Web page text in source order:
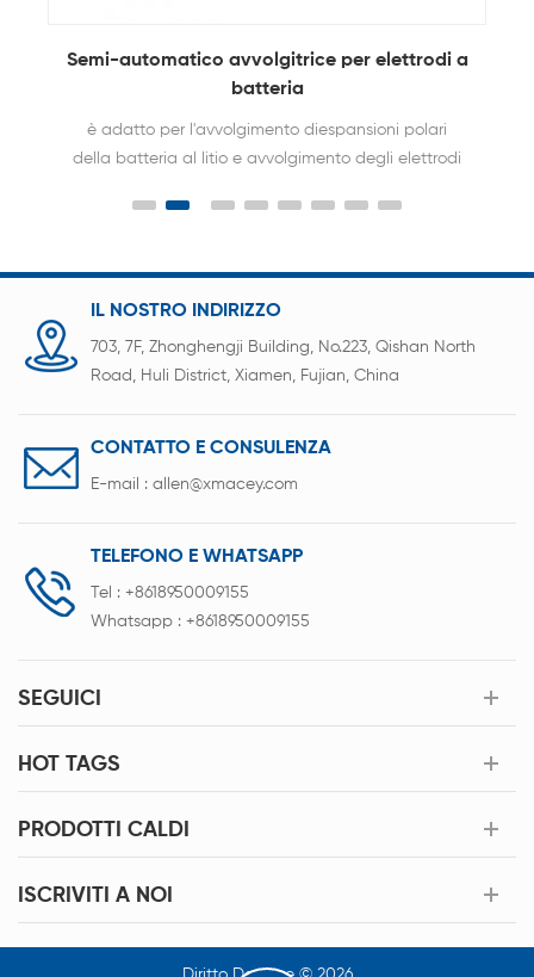
Semi-automatico avvolgitrice per elettrodi a
batteria
è adatto per l'avvolgimento diespansioni polari
della batteria al litio e avvolgimento degli elettrodi
IL NOSTRO INDIRIZZO
703, 7F, Zhonghengji Building, No.223, Qishan North
Road, Huli District, Xiamen, Fujian, China
CONTATTO E CONSULENZA
E-mail : allen@xmacey.com
TELEFONO E WHATSAPP
Tel : +8618950009155
Whatsapp : +8618950009155
SEGUICI
HOT TAGS
PRODOTTI CALDI
ISCRIVITI A NOI